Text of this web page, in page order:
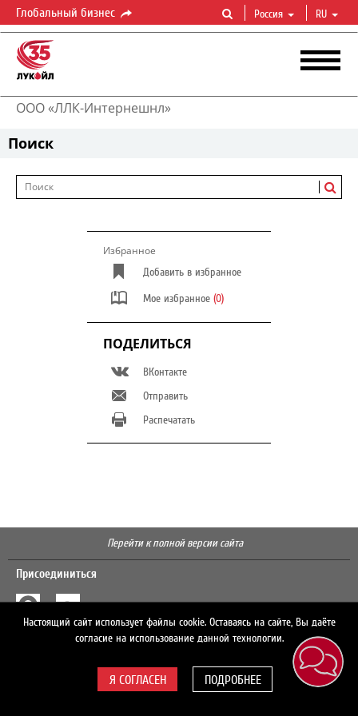
Глобальный бизнес Россия RU
ООО «ЛЛК-Интернешнл»
Поиск
Избранное
Добавить в избранное
Мое избранное (0)
ПОДЕЛИТЬСЯ
ВКонтакте
Отправить
Распечатать
Перейти к полной версии сайта
Присоединиться
Настоящий сайт использует файлы cookie. Оставаясь на сайте, Вы даёте
согласие на использование данной технологии.
ПОДРОБНЕЕ